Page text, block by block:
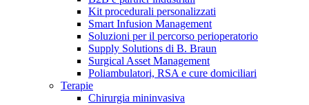
Kit procedurali personalizzati
Smart Infusion Management
Soluzioni per il percorso perioperatorio
Supply Solutions di B. Braun
Surgical Asset Management
Poliambulatori, RSA e cure domiciliari
Terapie
Chirurgia mininvasiva